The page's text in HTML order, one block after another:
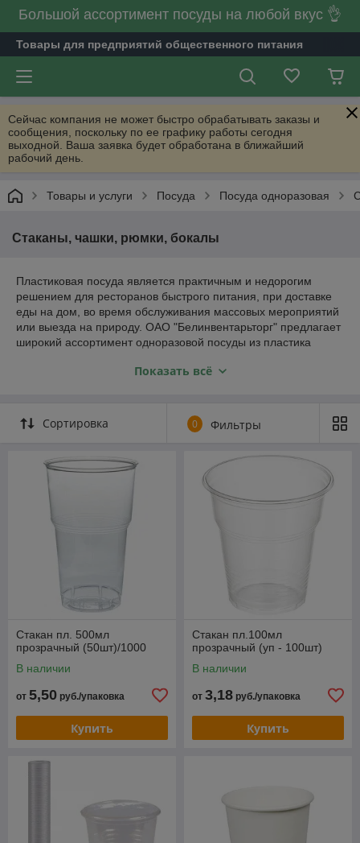
Большой ассортимент посуды на любой вкус 👌
Товары для предприятий общественного питания
Сейчас компания не может быстро обрабатывать заказы и
сообщения, поскольку по ее графику работы сегодня
выходной. Ваша заявка будет обработана в ближайший
рабочий день.
Товары и услуги Посуда Посуда одноразовая
Стаканы, чашки, рюмки, бокалы
Пластиковая посуда является практичным и недорогим
решением для ресторанов быстрого питания, при доставке
еды на дом, во время обслуживания массовых мероприятий
или выезда на природу. ОАО "Белинвентарьторг" предлагает
широкий ассортимент одноразовой посуды из пластика
стаканы, фужеры, стопки, рюмки, креманки.
Показать всё
Сортировка 0 Фильтры
Стакан пл. 500мл
прозрачный (50шт)/1000
В наличии
от 5,50 руб./упаковка
Купить
Стакан пл.100мл
прозрачный (уп - 100шт)
В наличии
от 3,18 руб./упаковка
Купить